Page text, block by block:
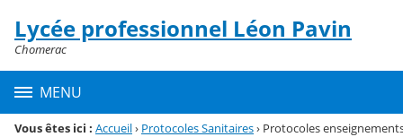
Menu de la rubrique
Contenu
Lycée professionnel Léon Pavin
Chomerac
MENU
Vous êtes ici : Accueil› Protocoles Sanitaires› Protocoles